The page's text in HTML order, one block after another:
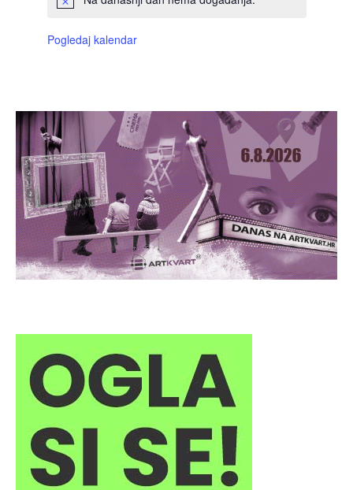
Pogledaj kalendar